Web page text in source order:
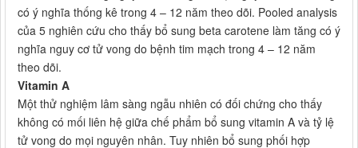
có ý nghĩa thống kê trong 4 – 12 năm theo dõi. Pooled analysis
của 5 nghiên cứu cho thấy bổ sung beta carotene làm tăng có ý
nghĩa nguy cơ tử vong do bệnh tim mạch trong 4 – 12 năm
theo dõi.
Vitamin A
Một thử nghiệm lâm sàng ngẫu nhiên có đối chứng cho thấy
không có mối liên hệ giữa chế phẩm bổ sung vitamin A và tỷ lệ
tử vong do mọi nguyên nhân. Tuy nhiên bổ sung phối hợp